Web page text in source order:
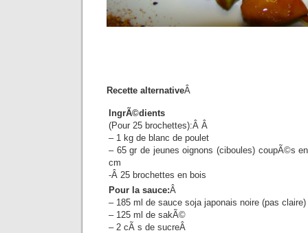
Recette alternativeÂ
IngrÃ©dients
(Pour 25 brochettes):Â Â
– 1 kg de blanc de poulet
– 65 gr de jeunes oignons (ciboules) coupÃ©s
cm
-Â 25 brochettes en bois
Pour la sauce:Â
– 185 ml de sauce soja japonais noire (pas
– 125 ml de sakÃ©
– 2 cÃ s de sucreÂ